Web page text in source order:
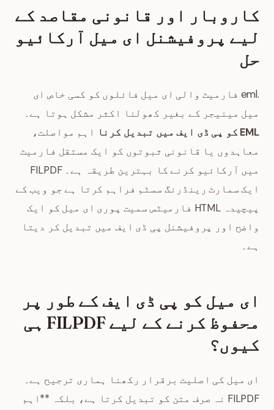
کاروبار اور قانونی مقاصد کے
لیے پروفیشنل ای میل آرکائیو
حل
.eml فارمیٹ والی ای میل فائلوں کو کسی خاص ای
میل مینیجر کے بغیر کھولنا اکثر مشکل ہوتا ہے۔
EML کو پی ڈی ایف میں تبدیل کرنا
اہم مواصلت،
معاہدوں یا قانونی ثبوتوں کو ایک مستقل فارمیٹ
میں آرکائیو کرنے کا بہترین طریقہ ہے۔ FILPDF
ایک سمارٹ رینڈرنگ سسٹم فراہم کرتا ہے جو ویب کے
پیچیدہ HTML فارمیٹس سمیت پوری ای میل کو ایک
واضح اور پروفیشنل پی ڈی ایف میں تبدیل کر دیتا
ہے۔
ای میل کو پی ڈی ایف کے طور پر
محفوظ کرنے کے لیے FILPDF ہی
کیوں؟
ای میل کی اصلیت برقرار رکھنا ہماری ترجیح ہے۔
FILPDF نہ صرف متن کو تبدیل کرتا ہے، بلکہ **اہم